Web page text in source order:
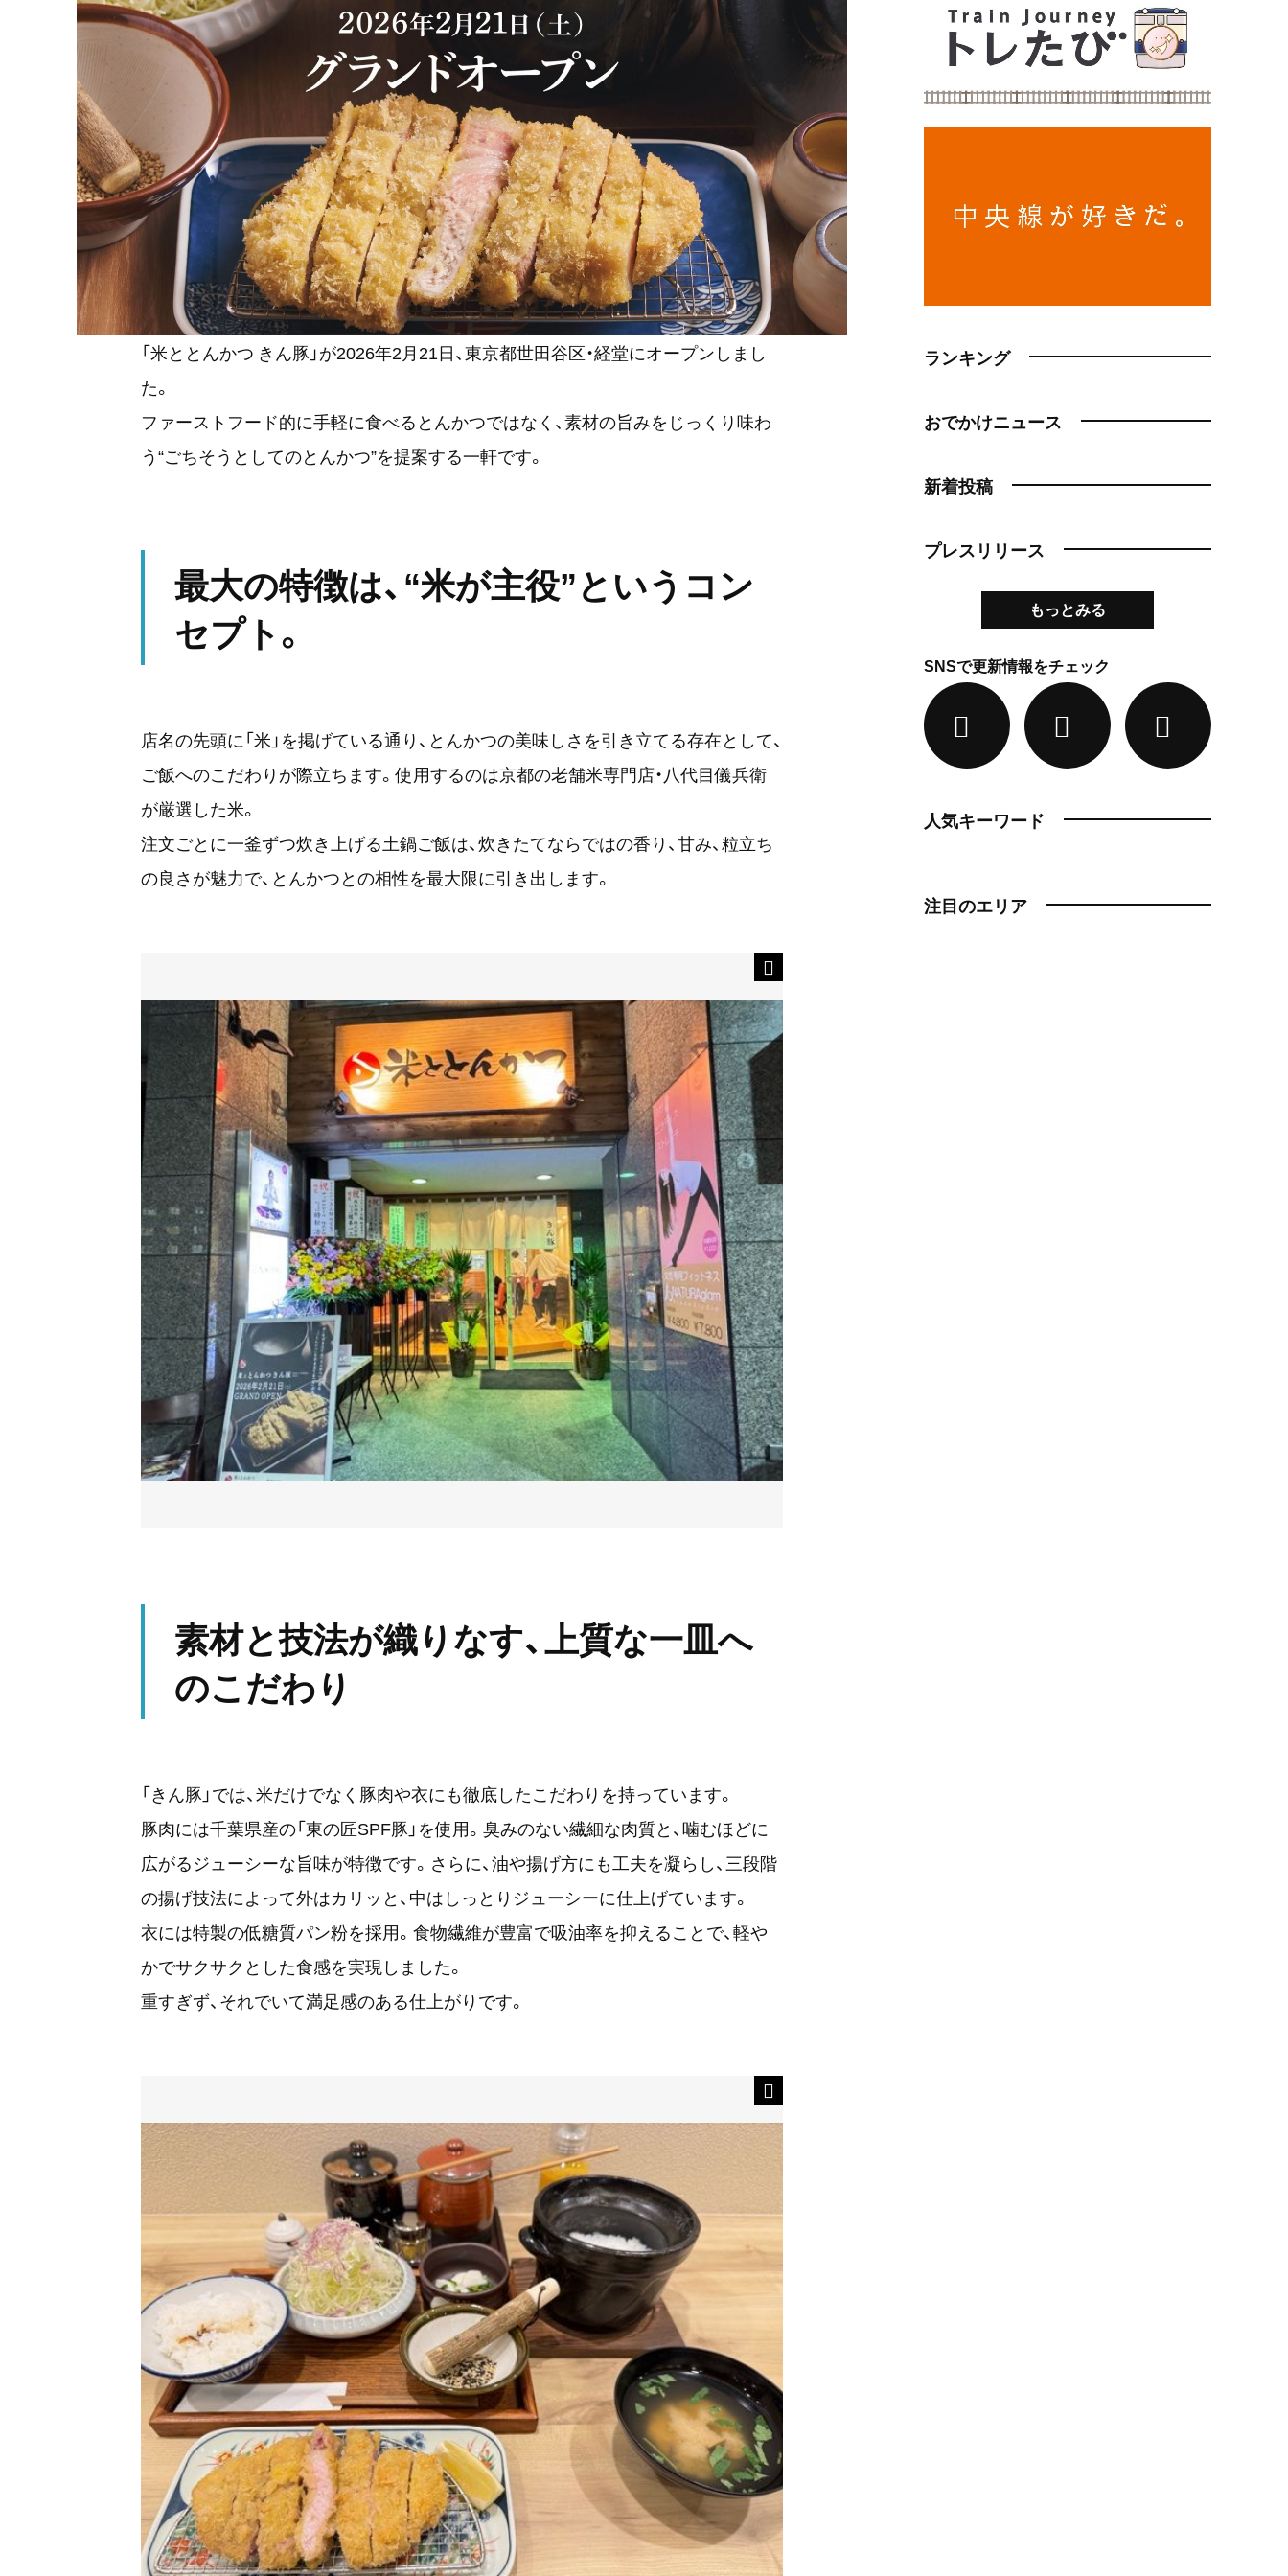
「米ととんかつ きん豚」が2026年2月21日、東京都世田谷区・経堂にオープンしまし
た。
ファーストフード的に手軽に食べるとんかつではなく、素材の旨みをじっくり味わ
う“ごちそうとしてのとんかつ”を提案する一軒です。
最大の特徴は、“米が主役”というコン
セプト。
店名の先頭に「米」を掲げている通り、とんかつの美味しさを引き立てる存在として、
ご飯へのこだわりが際立ちます。使用するのは京都の老舗米専門店・八代目儀兵衛
が厳選した米。
注文ごとに一釜ずつ炊き上げる土鍋ご飯は、炊きたてならではの香り、甘み、粒立ち
の良さが魅力で、とんかつとの相性を最大限に引き出します。
素材と技法が織りなす、上質な一皿へ
のこだわり
「きん豚」では、米だけでなく豚肉や衣にも徹底したこだわりを持っています。
豚肉には千葉県産の「東の匠SPF豚」を使用。臭みのない繊細な肉質と、噛むほどに
広がるジューシーな旨味が特徴です。さらに、油や揚げ方にも工夫を凝らし、三段階
の揚げ技法によって外はカリッと、中はしっとりジューシーに仕上げています。
衣には特製の低糖質パン粉を採用。食物繊維が豊富で吸油率を抑えることで、軽や
かでサクサクとした食感を実現しました。
重すぎず、それでいて満足感のある仕上がりです。
ランキング
おでかけニュース
新着投稿
プレスリリース
もっとみる
SNSで更新情報をチェック
人気キーワード
注目のエリア